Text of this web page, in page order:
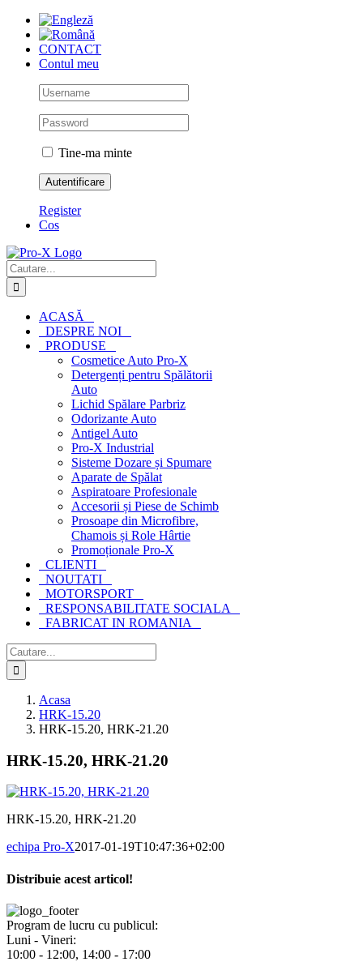
Skip
contentCONTACT
Contul meu
Tine-ma minte
Register
Cos
Cautare...
ACASĂ
DESPRE NOI
PRODUSE
Cosmetice Auto Pro-X
Detergenți pentru Spălătorii
Auto
Lichid Spălare Parbriz
Odorizante Auto
Antigel Auto
Pro-X Industrial
Sisteme Dozare și Spumare
Aparate de Spălat
Aspiratoare Profesionale
Accesorii și Piese de Schimb
Prosoape din Microfibre,
Chamois și Role Hârtie
Promoționale Pro-X
CLIENTI
NOUTATI
MOTORSPORT
RESPONSABILITATE SOCIALA
FABRICAT IN ROMANIA
Cautare...
Acasa
HRK-15.20
HRK-15.20, HRK-21.20
HRK-15.20, HRK-21.20
HRK-15.20, HRK-21.20
echipa Pro-X2017-01-19T10:47:36+02:00
Distribuie acest articol!
Facebook
X
Pinterest
E-
mail:
Program de lucru cu publicul:
Luni - Vineri:
10:00 - 12:00, 14:00 - 17:00